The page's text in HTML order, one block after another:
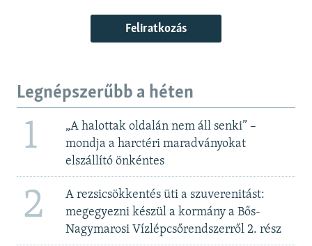
Feliratkozás
Legnépszerűbb a héten
1
„A halottak oldalán nem áll senki” –
mondja a harctéri maradványokat
elszállító önkéntes
2
A rezsicsökkentés üti a szuverenitást:
megegyezni készül a kormány a Bős-
Nagymarosi Vízlépcsőrendszerről 2. rész